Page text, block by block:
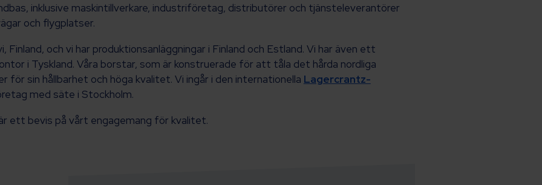
inklusive maskintillverkare, industriföretag, distributörer och tjänsteleverantörer
och flygplatser.
Finland, och vi har produktionsanläggningar i Finland och Estland. Vi har även ett
i Tyskland. Våra borstar, som är konstruerade för att tåla det hårda nordliga
för sin hållbarhet och höga kvalitet. Vi ingår i den internationella Lagercrantz-
med säte i Stockholm.
ett bevis på vårt engagemang för kvalitet.